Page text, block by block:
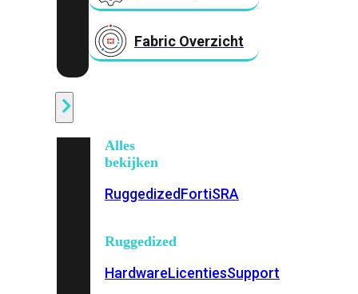
Fabric Overzicht
Alles
bekijken
RuggedizedFortiSRA
Ruggedized
HardwareLicentiesSupport